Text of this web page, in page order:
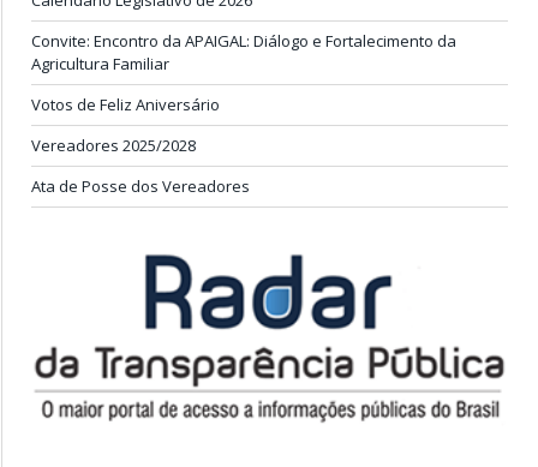
Convite: Encontro da APAIGAL: Diálogo e Fortalecimento da
Agricultura Familiar
Votos de Feliz Aniversário
Vereadores 2025/2028
Ata de Posse dos Vereadores